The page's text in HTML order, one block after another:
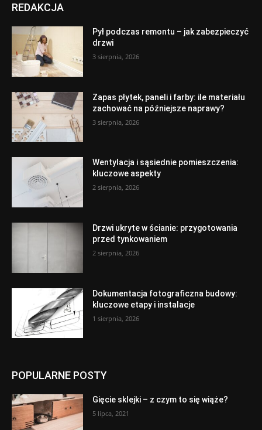
REDAKCJA
Pył podczas remontu – jak zabezpieczyć
drzwi
3 sierpnia, 2026
Zapas płytek, paneli i farby: ile materiału
zachować na późniejsze naprawy?
3 sierpnia, 2026
Wentylacja i sąsiednie pomieszczenia:
kluczowe aspekty
2 sierpnia, 2026
Drzwi ukryte w ścianie: przygotowania
przed tynkowaniem
2 sierpnia, 2026
Dokumentacja fotograficzna budowy:
kluczowe etapy i instalacje
1 sierpnia, 2026
POPULARNE POSTY
Gięcie sklejki – z czym to się wiąże?
5 lipca, 2021